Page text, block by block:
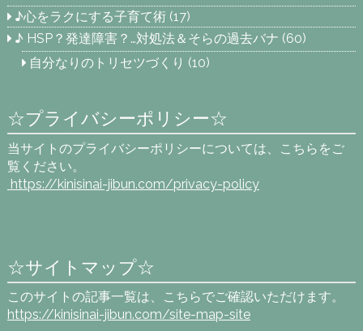
♪心をラクにする子育て術 (17)
♪ HSP？発達障害？…対処法＆そらの過去バナ (60)
自分なりのトリセツづくり (10)
☆プライバシーポリシー☆
当サイトのプライバシーポリシーについては、こちらをご
覧ください。
https://kinisinai-jibun.com/privacy-policy
☆サイトマップ☆
このサイトの記事一覧は、こちらでご確認いただけます。
https://kinisinai-jibun.com/site-map-site